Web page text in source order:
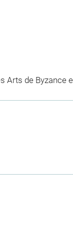
Arts de Byzance